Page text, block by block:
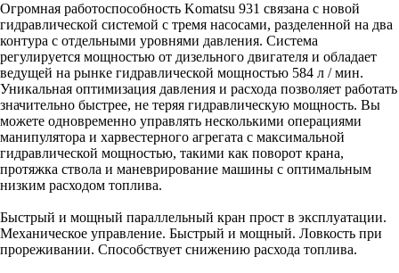
Огромная работоспособность Komatsu 931 связана с новой
гидравлической системой с тремя насосами, разделенной на два
контура с отдельными уровнями давления. Система
регулируется мощностью от дизельного двигателя и обладает
ведущей на рынке гидравлической мощностью 584 л / мин.
Уникальная оптимизация давления и расхода позволяет работать
значительно быстрее, не теряя гидравлическую мощность. Вы
можете одновременно управлять несколькими операциями
манипулятора и харвестерного агрегата с максимальной
гидравлической мощностью, такими как поворот крана,
протяжка ствола и маневрирование машины с оптимальным
низким расходом топлива.
Быстрый и мощный параллельный кран прост в эксплуатации.
Механическое управление. Быстрый и мощный. Ловкость при
прореживании. Способствует снижению расхода топлива.